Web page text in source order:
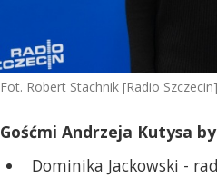
Fot. Robert Stachnik [Radio Szczecin]
Gośćmi Andrzeja Kutysa
Dominika Jackowski -